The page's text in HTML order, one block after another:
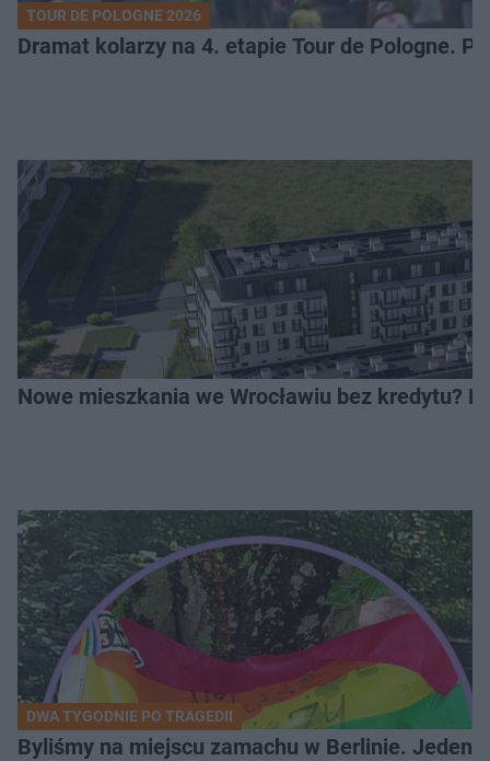
TOUR DE POLOGNE 2026
Dramat kolarzy na 4. etapie Tour de Pologne.
Nowe mieszkania we Wrocławiu bez kredytu?
DWA TYGODNIE PO TRAGEDII
Byliśmy na miejscu zamachu w Berlinie. Jeden